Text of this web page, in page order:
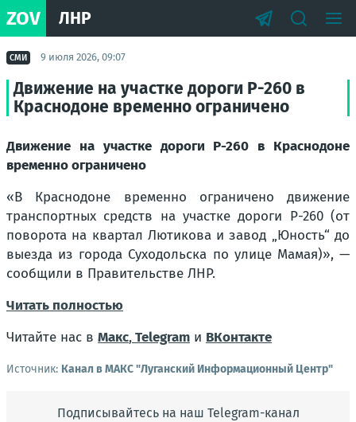
ZOV ЛНР
СМИ 9 июля 2026, 09:07
Движение на участке дороги Р-260 в
Краснодоне временно ограничено
Движение на участке дороги Р-260 в Краснодоне
временно ограничено
«В Краснодоне временно ограничено движение
транспортных средств на участке дороги Р-260 (от
поворота на квартал Лютикова и завод „Юность“ до
выезда из города Суходольска по улице Мамая)», —
сообщили в Правительстве ЛНР.
Читать полностью
Читайте нас в Макс,Telegram и ВКонтакте
Источник: Канал в МАКС "Луганский Информационный Центр"
Подписывайтесь на наш Telegram-канал